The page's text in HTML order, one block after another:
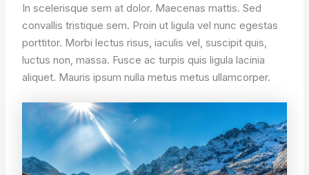
In scelerisque sem at dolor. Maecenas mattis. Sed
convallis tristique sem. Proin ut ligula vel nunc egestas
porttitor. Morbi lectus risus, iaculis vel, suscipit quis,
luctus non, massa. Fusce ac turpis quis ligula lacinia
aliquet. Mauris ipsum nulla metus metus ullamcorper.